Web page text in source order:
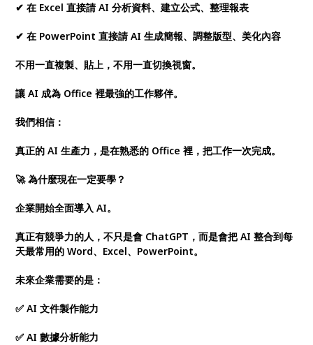
✔ 在 Excel 直接請 AI 分析資料、建立公式、整理報表
✔ 在 PowerPoint 直接請 AI 生成簡報、調整版型、美化內容
不用一直複製、貼上，不用一直切換視窗。
讓 AI 成為 Office 裡最強的工作夥伴。
我們相信：
真正的 AI 生產力，是在熟悉的 Office 裡，把工作一次完成。
🚀 為什麼現在一定要學？
企業開始全面導入 AI。
真正有競爭力的人，不只是會 ChatGPT，而是會把 AI 整合到每
天最常用的 Word、Excel、PowerPoint。
未來企業需要的是：
✅ AI 文件製作能力
✅ AI 數據分析能力